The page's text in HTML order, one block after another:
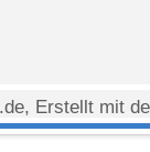
Erstellt mit